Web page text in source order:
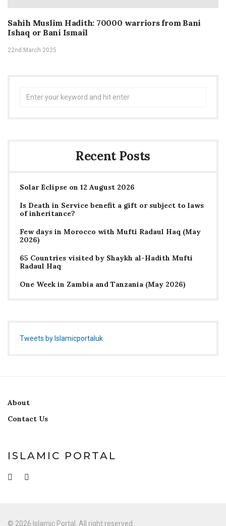
Sahih Muslim Hadith: 70000 warriors from Bani
Ishaq or Bani Ismail
22nd March 2025
Search
Recent Posts
Solar Eclipse on 12 August 2026
Is Death in Service benefit a gift or subject to laws
of inheritance?
Few days in Morocco with Mufti Radaul Haq (May
2026)
65 Countries visited by Shaykh al-Hadith Mufti
Radaul Haq
One Week in Zambia and Tanzania (May 2026)
Tweets by Islamicportaluk
About
Contact Us
ISLAMIC PORTAL
© 2026 Islamic Portal. All right reserved.